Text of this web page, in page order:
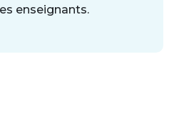
enseignants.